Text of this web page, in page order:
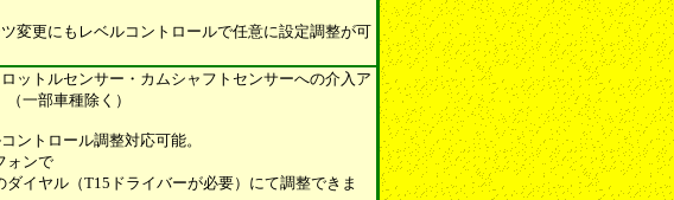
変更にもレベルコントロールで任意に設定調整が可
ットルセンサー・カムシャフトセンサーへの介入ア
一部車種除く）
ントロール調整対応可能。
ォンで
イヤル（T15ドライバーが必要）にて調整できま